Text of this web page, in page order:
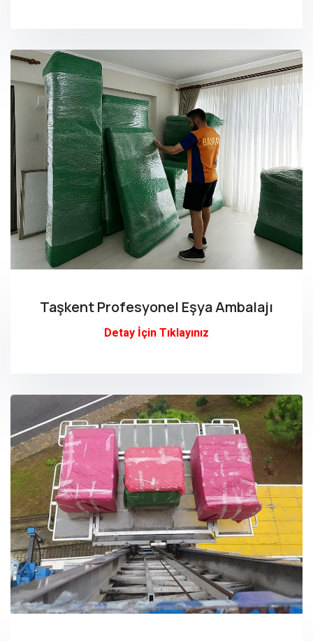
Taşkent Profesyonel Eşya Ambalajı
Detay İçin Tıklayınız